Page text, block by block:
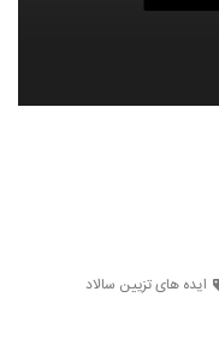
ایده های تزیین سالاد